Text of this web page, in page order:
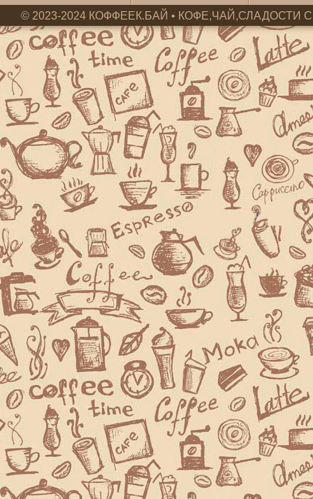
© 2023-2024 КОФФЕЕК.БАЙ • КОФЕ,ЧАЙ,СЛАДОСТИ С